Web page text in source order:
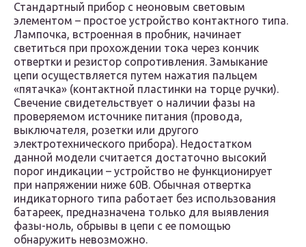
Стандартный прибор с неоновым световым
элементом – простое устройство контактного типа.
Лампочка, встроенная в пробник, начинает
светиться при прохождении тока через кончик
отвертки и резистор сопротивления. Замыкание
цепи осуществляется путем нажатия пальцем
«пятачка» (контактной пластинки на торце ручки).
Свечение свидетельствует о наличии фазы на
проверяемом источнике питания (провода,
выключателя, розетки или другого
электротехнического прибора). Недостатком
данной модели считается достаточно высокий
порог индикации – устройство не функционирует
при напряжении ниже 60В. Обычная отвертка
индикаторного типа работает без использования
батареек, предназначена только для выявления
фазы-ноль, обрывы в цепи с ее помощью
обнаружить невозможно.